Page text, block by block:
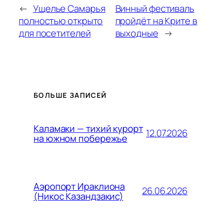
← Ущелье Самарья
полностью открыто
для посетителей
Винный фестиваль
пройдёт на Крите в
выходные →
БОЛЬШЕ ЗАПИСЕЙ
Каламаки — тихий курорт
на южном побережье 12.07.2026
Аэропорт Ираклиона
(Никос Казандзакис) 26.06.2026